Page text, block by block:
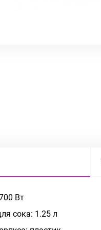
Вт
сока: 1.25 л